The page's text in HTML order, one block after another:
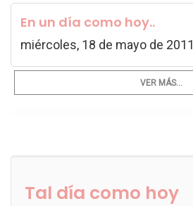
En un día como hoy..
miércoles, 18 de mayo de 2011
VER MÁS...
Tal día como hoy